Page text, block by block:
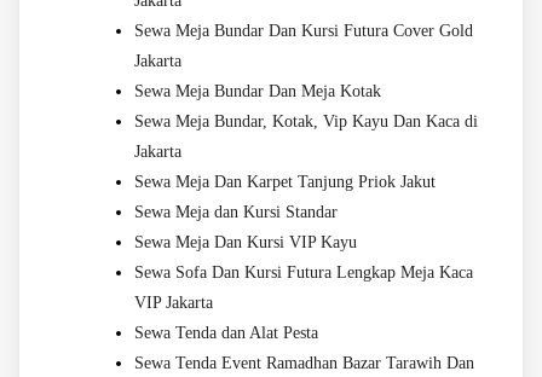
Sewa Meja Bundar Dan Kursi Futura Cover Gold
Jakarta
Sewa Meja Bundar Dan Meja Kotak
Sewa Meja Bundar, Kotak, Vip Kayu Dan Kaca di
Jakarta
Sewa Meja Dan Karpet Tanjung Priok Jakut
Sewa Meja dan Kursi Standar
Sewa Meja Dan Kursi VIP Kayu
Sewa Sofa Dan Kursi Futura Lengkap Meja Kaca
VIP Jakarta
Sewa Tenda dan Alat Pesta
Sewa Tenda Event Ramadhan Bazar Tarawih Dan